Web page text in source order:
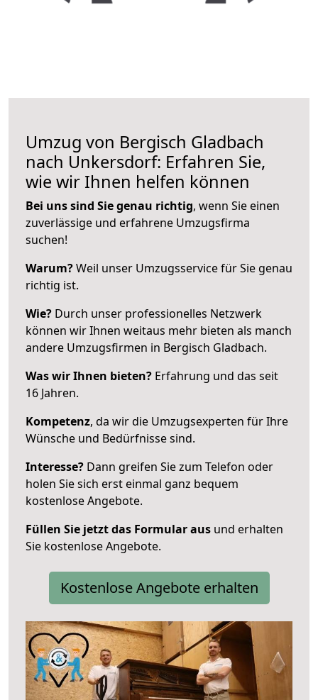
Umzug von Bergisch Gladbach
nach Unkersdorf: Erfahren Sie,
wie wir Ihnen helfen können
Bei uns sind Sie genau richtig, wenn Sie einen
zuverlässige und erfahrene Umzugsfirma
suchen!
Warum?Weil unser Umzugsservice für Sie genau
richtig ist.
Wie? Durch unser professionelles Netzwerk
können wir Ihnen weitaus mehr bieten als manch
andere Umzugsfirmen in Bergisch Gladbach.
Was wir Ihnen bieten? Erfahrung und das seit
16 Jahren.
Kompetenz, da wir die Umzugsexperten für Ihre
Wünsche und Bedürfnisse sind.
Interesse? Dann greifen Sie zum Telefon oder
holen Sie sich erst einmal ganz bequem
kostenlose Angebote.
Füllen Sie jetzt das Formular aus und erhalten
Sie kostenlose Angebote.
Kostenlose Angebote erhalten